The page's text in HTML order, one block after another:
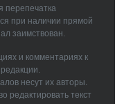
перепечатка
при наличии прямой
заимствован.
и комментариях к
несут их авторы.
редактировать текст